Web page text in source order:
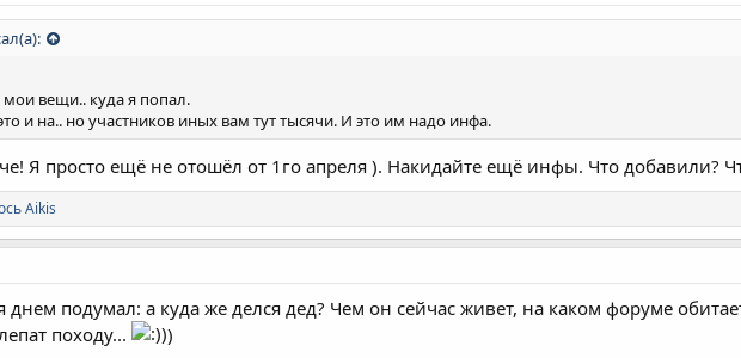
вещи.. куда я попал.
и на.. но участников иных вам тут тысячи. И это им надо инфа.
Я просто ещё не отошёл от 1го апреля ). Накидайте ещё инфы. Что добавили?
Aikis
днем подумал: а куда же делся дед? Чем он сейчас живет, на каком форуме
походу...
)